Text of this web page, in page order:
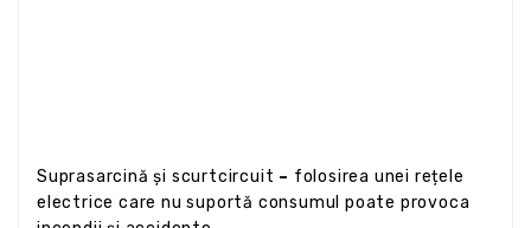
Suprasarcină și scurtcircuit – folosirea unei rețele
electrice care nu suportă consumul poate provoca